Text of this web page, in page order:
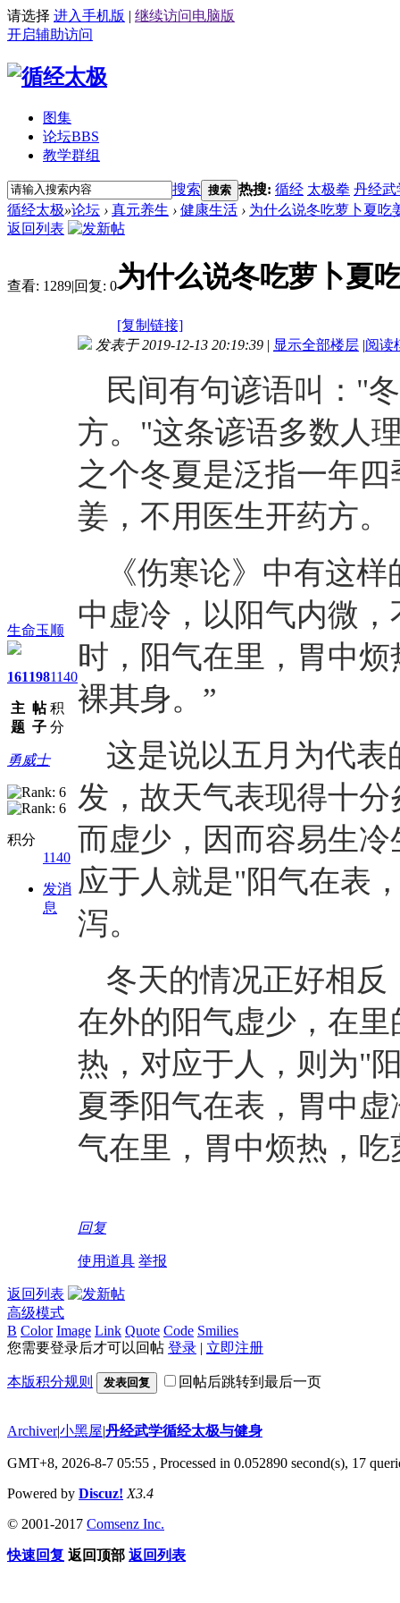
请选择 进入手机版 | 继续访问电脑版
开启辅助访问
图集
论坛BBS
教学群组
搜索 搜索 热搜: 循经 太极拳 丹经武
循经太极»论坛 › 真元养生 › 健康生活 › 为什么说冬吃萝卜夏吃
返回列表
查看: 1289|回复: 0为什么说冬吃萝卜夏
[复制链接]
生命玉顺
161
主
题
198
帖
子
1140
积
分
勇威士
积分
1140
发消
息
发表于 2019-12-13 20:19:39 | 显示全部楼层 |阅读
民间有句谚语叫："
方。"这条谚语多数人
之个冬夏是泛指一年
姜，不用医生开药方。
《伤寒论》中有这
中虚冷，以阳气内微
时，阳气在里，胃中
裸其身。”
这是说以五月为代
发，故天气表现得十
而虚少，因而容易生
应于人就是"阳气在表
泻。
冬天的情况正好相
在外的阳气虚少，在
热，对应于人，则为"
夏季阳气在表，胃中
气在里，胃中烦热，
回复
使用道具 举报
返回列表
高级模式
B Color Image Link Quote Code Smilies
您需要登录后才可以回帖 登录 | 立即注册
本版积分规则 发表回复 回帖后跳转到最后一页
Archiver|小黑屋|丹经武学循经太极与健身
GMT+8, 2026-8-7 05:55 , Processed in 0.052890 second(s), 17
Powered by Discuz! X3.4
© 2001-2017 Comsenz Inc.
快速回复 返回顶部 返回列表